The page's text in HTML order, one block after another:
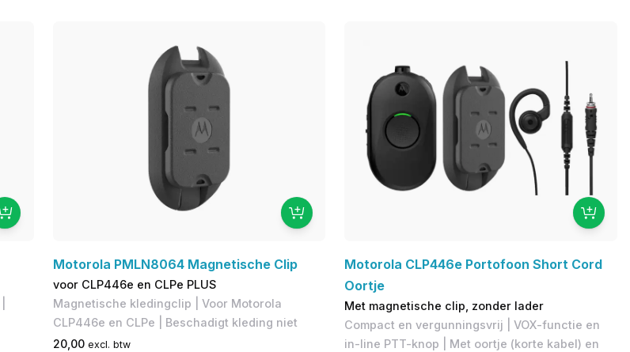
Motorola PMLN8064 Magnetische Clip
voor CLP446e en CLPe PLUS
Magnetische kledingclip | Voor Motorola
CLP446e en CLPe | Beschadigt kleding niet
20,00 excl. btw
Motorola CLP446e Portofoon Short Cord
Oortje
Met magnetische clip, zonder lader
Compact en vergunningsvrij | VOX-functie en
in-line PTT-knop | Met oortje (korte kabel) en